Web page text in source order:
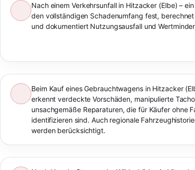
Nach einem Verkehrsunfall in Hitzacker (Elbe) –
den vollständigen Schadenumfang fest,
und dokumentiert Nutzungsausfall und
Beim Kauf eines Gebrauchtwagens in Hitzacker
erkennt verdeckte Vorschäden, manipulierte
unsachgemäße Reparaturen, die für Käufer ohne
identifizieren sind. Auch regionale
werden berücksichtigt.